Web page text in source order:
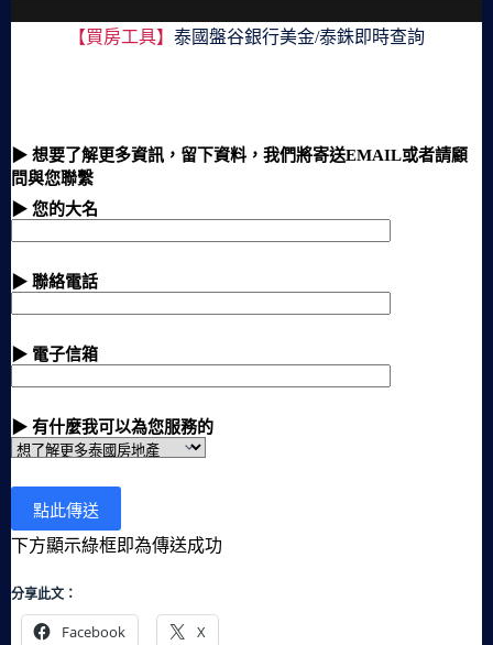
【買房工具】 泰國盤谷銀行美金/泰銖即時查詢
▶ 想要了解更多資訊，留下資料，我們將寄送EMAIL或者請顧
問與您聯繫
▶ 您的大名
▶ 聯絡電話
▶ 電子信箱
▶ 有什麼我可以為您服務的
下方顯示綠框即為傳送成功
分享此文：
Facebook X